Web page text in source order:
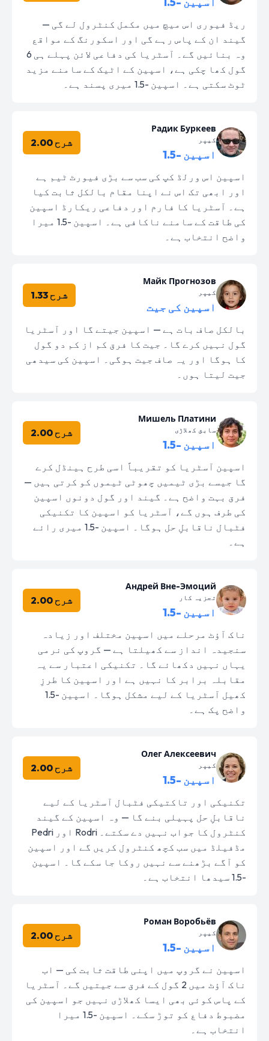
ریڈ فیوری اس میچ میں مکمل کنٹرول لے گی —
گیند ان کے پاس رہے گی اور اسکورنگ کے مواقع
وہ بنائیں گے۔ آسٹریا کی دفاعی لائن پہلے ہی 6
گول کھا چکی ہے، اسپین کے اٹیک کے سامنے مزید
ٹوٹ سکتی ہے۔ اسپین -1.5 میری پسند ہے۔
Радик Буркеев
کیپر
اسپین -1.5
شرح 2.00
اسپین اس ورلڈ کپ کی سب سے بڑی فیورٹ ٹیم ہے
اور ابھی تک اس نے اپنا مقام بالکل ثابت کیا
ہے۔ آسٹریا کا فارم اور دفاعی ریکارڈ اسپین
کی طاقت کے سامنے ناکافی ہے۔ اسپین -1.5 میرا
واضح انتخاب ہے۔
Майк Прогнозов
کیپر
اسپین کی جیت
شرح 1.33
بالکل صاف بات ہے — اسپین جیتے گا اور آسٹریا
گول نہیں کرے گا۔ جیت کا فرق کم از کم دو گول
کا ہوگا اور یہ صاف جیت ہوگی۔ اسپین کی سیدھی
جیت لیتا ہوں۔
Мишель Платини
سابق کھلاڑی
اسپین -1.5
شرح 2.00
اسپین آسٹریا کو تقریباً اسی طرح ہینڈل کرے
گا جیسے بڑی ٹیمیں چھوٹی ٹیموں کو کرتی ہیں —
فرق بہت واضح ہے۔ گیند اور گول دونوں اسپین
کی طرف ہوں گے، آسٹریا کو اسپین کا تکنیکی
فٹبال ناقابلِ حل ہوگا۔ اسپین -1.5 میری رائے
ہے۔
Андрей Вне-Эмоций
تجزیہ کار
اسپین -1.5
شرح 2.00
ناک آؤٹ مرحلے میں اسپین مختلف اور زیادہ
سنجیدہ انداز سے کھیلتا ہے — گروپ کی نرمی
یہاں نہیں دکھائے گا۔ تکنیکی اعتبار سے یہ
مقابلہ برابر کا نہیں ہے اور اسپین کا طرزِ
کھیل آسٹریا کے لیے مشکل ہوگا۔ اسپین -1.5
واضح پک ہے۔
Олег Алексеевич
کیپر
اسپین -1.5
شرح 2.00
تکنیکی اور تاکتیکی فٹبال آسٹریا کے لیے
ناقابلِ حل پہیلی بنے گا — وہ اسپین کے گیند
کنٹرول کا جواب نہیں دے سکتے۔ Rodri اور Pedri
مڈفیلڈ میں سب کچھ کنٹرول کریں گے اور اسپین
کو آگے بڑھنے سے نہیں روکا جا سکے گا۔ اسپین
-1.5 سیدھا انتخاب ہے۔
Роман Воробьёв
کیپر
اسپین -1.5
شرح 2.00
اسپین نے گروپ میں اپنی طاقت ثابت کی — اب
ناک آؤٹ میں 2 گول کے فرق سے جیتیں گے۔ آسٹریا
کے پاس کوئی بھی ایسا کھلاڑی نہیں جو اسپین کی
مضبوط دفاع کو توڑ سکے۔ اسپین -1.5 میرا
انتخاب ہے۔